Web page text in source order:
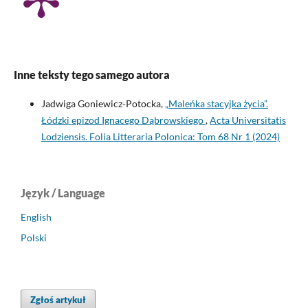
Inne teksty tego samego autora
Jadwiga Goniewicz-Potocka, „Maleńka stacyjka życia”.
Łódzki epizod Ignacego Dąbrowskiego,Acta Universitatis
Lodziensis. Folia Litteraria Polonica: Tom 68 Nr 1 (2024)
Język / Language
English
Polski
Zgłoś artykuł